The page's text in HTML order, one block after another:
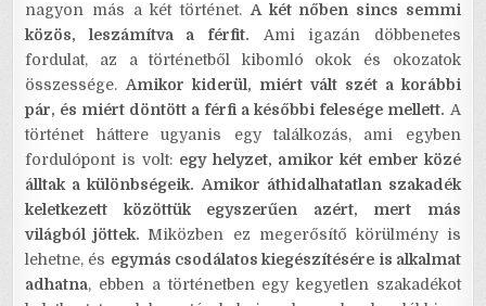
nagyon más a két történet.A két nőben sincs semmi
közös, leszámítva a férfit. Ami igazán döbbenetes
fordulat, az a történetből kibomló okok és okozatok
összessége.Amikor kiderül, miért vált szét a korábbi
pár, és miért döntött a férfi a későbbi felesége mellett. A
történet háttere ugyanis egy találkozás, ami egyben
fordulópont is volt: egy helyzet, amikor két ember közé
álltak a különbségeik. Amikor áthidalhatatlan szakadék
keletkezett közöttük egyszerűen azért, mert más
világból jöttek. Miközben ez megerősítő körülmény is
lehetne, és egymás csodálatos kiegészítésére is alkalmat
adhatna, ebben a történetben egy kegyetlen szakadékot